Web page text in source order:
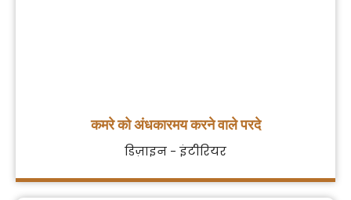
कमरे को अंधकारमय करने वाले परदे
डिज़ाइन - इंटीरियर